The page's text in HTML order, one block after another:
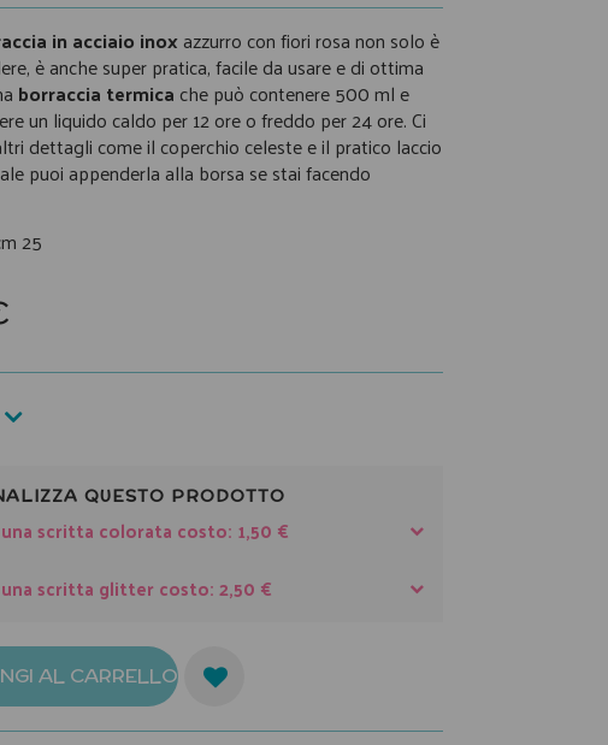
in acciaio inoxazzurro con fiori rosa non solo è
è anche super pratica, facile da usare e di ottima
borraccia termica che può contenere 500 ml e
un liquido caldo per 12 ore o freddo per 24 ore. Ci
dettagli come il coperchio celeste e il pratico laccio
puoi appenderla alla borsa se stai facendo
25
QUESTO PRODOTTO
scritta colorata costo: 1,50 €
scritta glitter costo: 2,50 €
AL CARRELLO